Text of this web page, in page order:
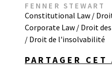
FENNER STEWART
Constitutional Law /
Corporate Law / Droit
/ Droit de l'insolvabilité
PARTAGER CET